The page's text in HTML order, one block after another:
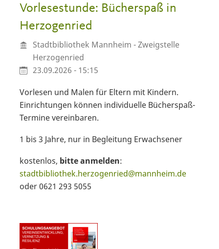
Vorlesestunde: Bücherspaß in
Herzogenried
Stadtbibliothek Mannheim - Zweigstelle
Herzogenried
23.09.2026 - 15:15
Vorlesen und Malen für Eltern mit Kindern.
Einrichtungen können individuelle Bücherspaß-
Termine vereinbaren.
1 bis 3 Jahre, nur in Begleitung Erwachsener
kostenlos, bitte anmelden:
stadtbibliothek.herzogenried@mannheim.de
oder 0621 293 5055